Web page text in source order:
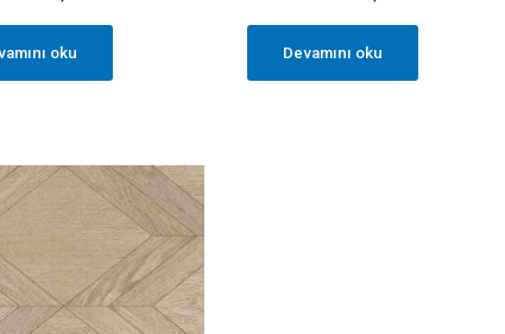
oku Devamını oku